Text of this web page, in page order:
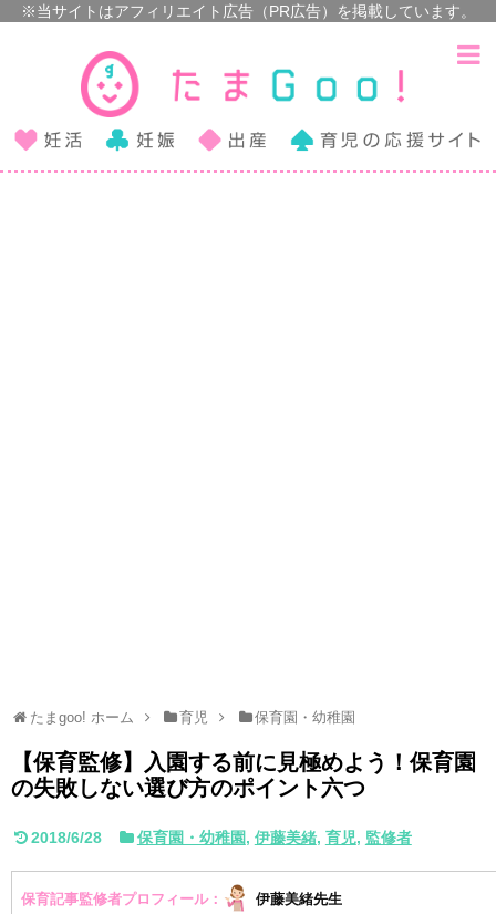
たまgoo! ホーム 育児 保育園・幼稚園
【保育監修】入園する前に見極めよう！保育園
の失敗しない選び方のポイント六つ
2018/6/28 保育園・幼稚園, 伊藤美緒, 育児, 監修者
保育記事監修者プロフィール：
伊藤美緒先生